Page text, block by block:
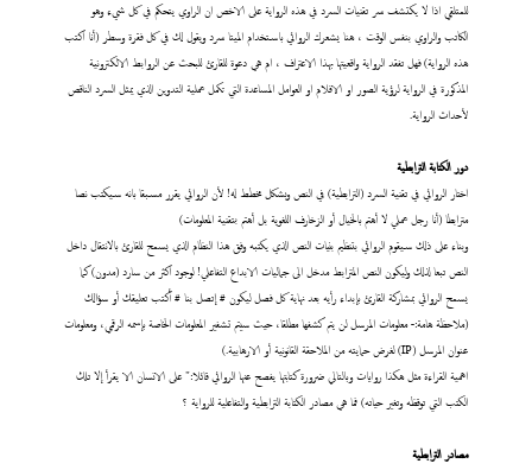
للمتلقي اذا لا يكتشف سر تقنيات السرد في هذه الرواية على الاخص ان الراوي يتحكم في كل شيء وهو
الكاتب والراوي بنفس الوقت ، هنا يشعرك الروائي باستخدام الميتا سرد ويقول لك في كل فقرة وسطر (أنا اكتب
هذه الرواية) فهل تفقد الرواية واقعيتها بهذا الاعتراف ، ام هي دعوة للقارئ للبحث عن الروابط الالكترونية
المذكورة في الرواية لرؤية الصور او الافلام او العوامل المساعدة التي تكمل عملية التدوين الذي يمثل السرد الناقص
لأحداث الرواية.
دور الكتابة الترابطية
اختار الروائي في تقنية السرد (الترابطية) في النص وبشكل مخطط له! لأن الروائي يقرر مسبقا بانه سيكتب نصا
مترابطا (أنا رجل عملي لا أهتم بالخيال أو الزخارف اللغوية بل أهتم بتقنية المعلومات)
وبناء على ذلك سيقوم الروائي بتنظيم بنيات النص الذي يكتبه وفق هذا النظام الذي يسمح للقارئ بالانتقال داخل
النص تبعا لذلك وليكون النص المترابط مدخل الى جماليات الابداع التفاعلي! لوجود اكثر من سارد (مدون) كما
يسمح الروائي بمشاركة القارئ بإبداء رأيه بعد نهاية كل فصل ليكون # إتصل بنا # أكتب تعليقك أو سؤالك
(ملاحظة هامة:- معلومات المرسل لن يتم كشفها مطلقا، حيث سيتم تشفير المعلومات الخاصة بإسمه الرقمي، ومعلومات
عنوان المرسل (IP) لغرض حمايته من الملاحقة القانونية أو الارهابية.)
اهمية القراءة مثل هكذا روايات وبالتالي ضرورة كتابتها يفصح عنها الروائي قائلا:" على الانسان الا يقرأ إلا تلك
الكتب التي توقظه وتغير حياته) فما هي مصادر الكتابة الترابطية والتفاعلية للرواية ؟
مصادر الترابطية